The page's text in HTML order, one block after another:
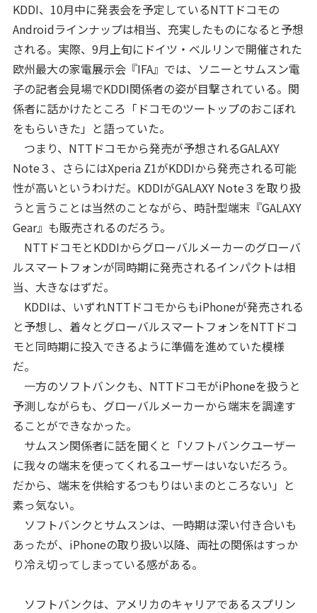
KDDI、10月中に発表会を予定しているNTTドコモの
Androidラインナップは相当、充実したものになると予想
される。実際、9月上旬にドイツ・ベルリンで開催された
欧州最大の家電展示会『IFA』では、ソニーとサムスン電
子の記者会見場でKDDI関係者の姿が目撃されている。関
係者に話かけたところ「ドコモのツートップのおこぼれ
をもらいきた」と語っていた。
つまり、NTTドコモから発売が予想されるGALAXY
Note３、さらにはXperia Z1がKDDIから発売される可能
性が高いというわけだ。KDDIがGALAXY Note３を取り扱
うと言うことは当然のことながら、時計型端末『GALAXY
Gear』も販売されるのだろう。
NTTドコモとKDDIからグローバルメーカーのグローバ
ルスマートフォンが同時期に発売されるインパクトは相
当、大きなはずだ。
KDDIは、いずれNTTドコモからもiPhoneが発売される
と予想し、着々とグローバルスマートフォンをNTTドコ
モと同時期に投入できるように準備を進めていた模様
だ。
一方のソフトバンクも、NTTドコモがiPhoneを扱うと
予測しながらも、グローバルメーカーから端末を調達す
ることができなかった。
サムスン関係者に話を聞くと「ソフトバンクユーザー
に我々の端末を使ってくれるユーザーはいないだろう。
だから、端末を供給するつもりはいまのところない」と
素っ気ない。
ソフトバンクとサムスンは、一時期は深い付き合いも
あったが、iPhoneの取り扱い以降、両社の関係はすっか
り冷え切ってしまっている感がある。
ソフトバンクは、アメリカのキャリアであるスプリン